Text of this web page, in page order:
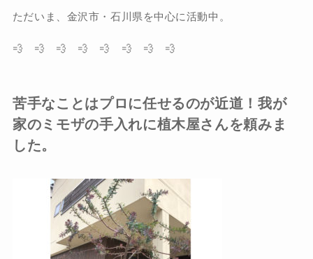
ただいま、金沢市・石川県を中心に活動中。
💨 💨 💨 💨 💨 💨 💨 💨
苦手なことはプロに任せるのが近道！我が
家のミモザの手入れに植木屋さんを頼みま
した。